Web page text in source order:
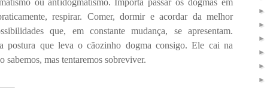
ou antidogmatismo. Importa passar os dogmas em
respirar. Comer, dormir e acordar da melhor
que, em constante mudança, se apresentam.
que leva o cãozinho dogma consigo. Ele cai na
sabemos, mas tentaremos sobreviver.
►
►
►
►
►
►